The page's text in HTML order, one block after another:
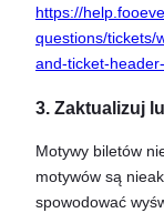
https://
questions/tickets/
and-ticket-
3. Zaktualizuj
Motywy biletów
motywów są
spowodować